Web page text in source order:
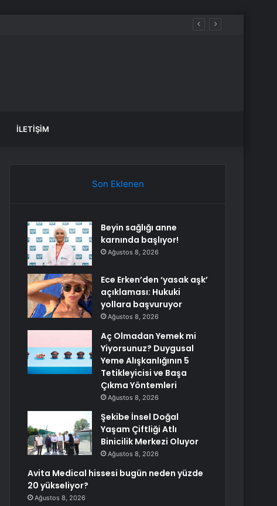
İLETIŞIM
Son Eklenen
Beyin sağlığı anne
karnında başlıyor!
Ağustos 8, 2026
Ece Erken’den ‘yasak aşk’
açıklaması: Hukuki
yollara başvuruyor
Ağustos 8, 2026
Aç Olmadan Yemek mi
Yiyorsunuz? Duygusal
Yeme Alışkanlığının 5
Tetikleyicisi ve Başa
Çıkma Yöntemleri
Ağustos 8, 2026
Şekibe İnsel Doğal
Yaşam Çiftliği Atlı
Binicilik Merkezi Oluyor
Ağustos 8, 2026
Avita Medical hissesi bugün neden yüzde
20 yükseliyor?
Ağustos 8, 2026